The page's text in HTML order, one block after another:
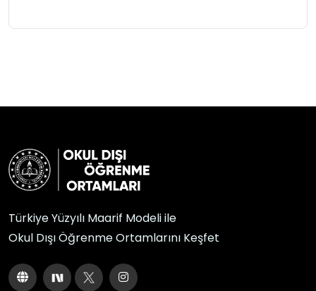
Türkiye Yüzyılı Maarif Modeli ile
Okul Dışı Öğrenme Ortamlarını Keşfet